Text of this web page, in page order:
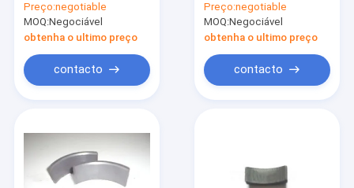
barra da ferrite
6Fe2O3
Preço:negotiable
MOQ:Negociável
obtenha o ultimo preço
contacto
barra do cortador de
grama
Preço:negotiable
MOQ:Negociável
obtenha o ultimo preço
contacto